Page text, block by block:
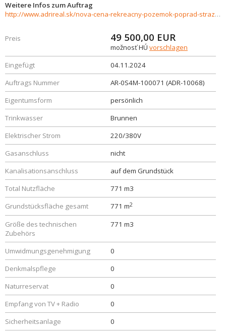
Weitere Infos zum Auftrag
http://www.adrireal.sk/nova-cena-rekreacny-pozemok-poprad-straze-771-m2-49-500--862975
Preis 49 500,00 EUR
možnosť HÚ vorschlagen
Eingefügt
04.11.2024
Auftrags Nummer
AR-0S4M-100071 (ADR-10068)
Eigentumsform
persönlich
Trinkwasser
Brunnen
Elektrischer Strom
220/380V
Gasanschluss
nicht
Kanalisationsanschluss
auf dem Grundstück
Total Nutzfläche
771 m3
Grundstücksfläche gesamt
771 m2
Größe des technischen
Zubehörs
771 m3
Umwidmungsgenehmigung
0
Denkmalspflege
0
Naturreservat
0
Empfang von TV + Radio
0
Sicherheitsanlage
0